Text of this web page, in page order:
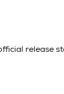
release